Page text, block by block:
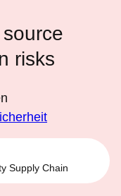
risks
Supply Chain